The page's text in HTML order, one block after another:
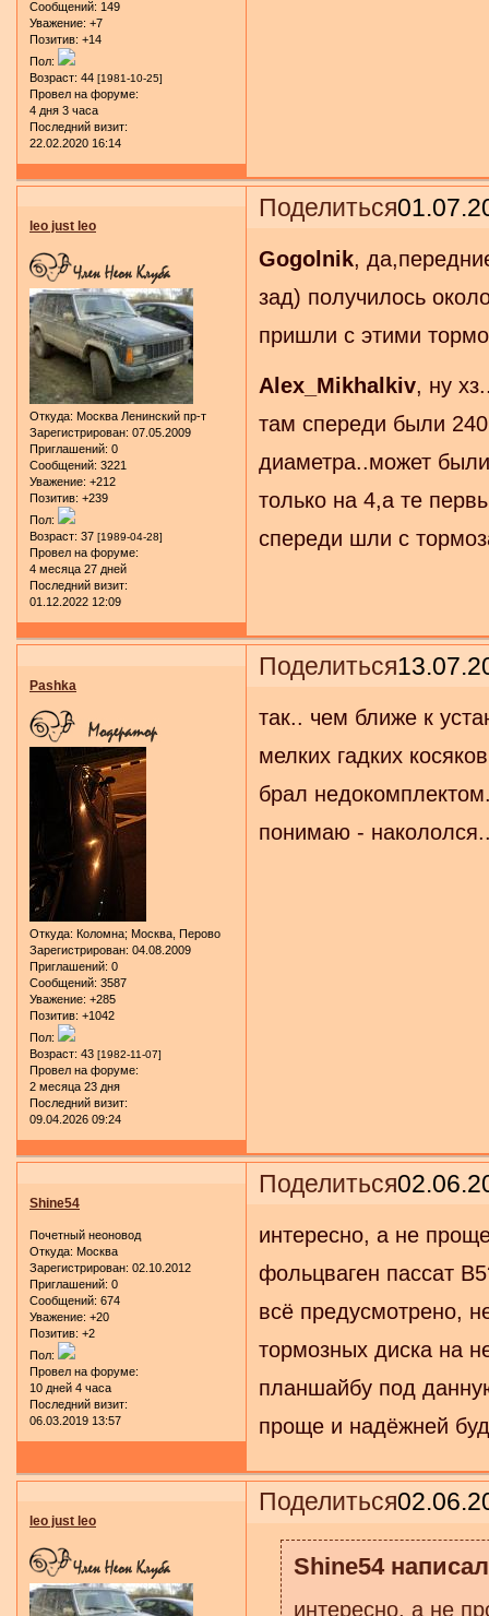
Сообщений: 149
Уважение: +7
Позитив: +14
Пол:
Возраст: 44 [1981-10-25]
Провел на форуме:
4 дня 3 часа
Последний визит:
22.02.2020 16:14
Поделиться
leo just leo
Откуда: Москва Ленинский пр-т
Зарегистрирован: 07.05.2009
Приглашений: 0
Сообщений: 3221
Уважение: +212
Позитив: +239
Пол:
Возраст: 37 [1989-04-28]
Провел на форуме:
4 месяца 27 дней
Последний визит:
01.12.2022 12:09
Gogolnik,
зад) получилось
пришли с этими
Alex_Mikhalkiv, ну
там спереди были
диаметра..может
только на 4,а те
спереди шли с
Поделиться
Pashka
Откуда: Коломна; Москва, Перово
Зарегистрирован: 04.08.2009
Приглашений: 0
Сообщений: 3587
Уважение: +285
Позитив: +1042
Пол:
Возраст: 43 [1982-11-07]
Провел на форуме:
2 месяца 23 дня
Последний визит:
09.04.2026 09:24
так.. чем ближе к
мелких гадких
брал
понимаю -
Поделиться
Shine54
Почетный неоновод
Откуда: Москва
Зарегистрирован: 02.10.2012
Приглашений: 0
Сообщений: 674
Уважение: +20
Позитив: +2
Пол:
Провел на форуме:
10 дней 4 часа
Последний визит:
06.03.2019 13:57
интересно, а не
фольцваген пассат
всё предусмотрено,
тормозных диска на
планшайбу под
проще и надёжней
Поделиться
leo just leo
Shine54
интересно, а не